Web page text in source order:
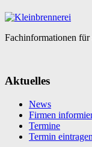
Fachinformationen für
Aktuelles
News
Firmen
Termine
Termin eintragen